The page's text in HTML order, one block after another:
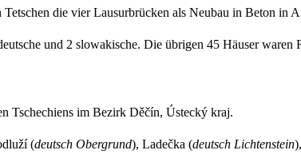
die vier Lausurbrücken als Neubau in Beton in
und 2 slowakische. Die übrigen 45 Häuser waren
Tschechiens im Bezirk Děčín, Ústecký kraj.
(deutsch Obergrund), Ladečka (deutsch Lichtenstein